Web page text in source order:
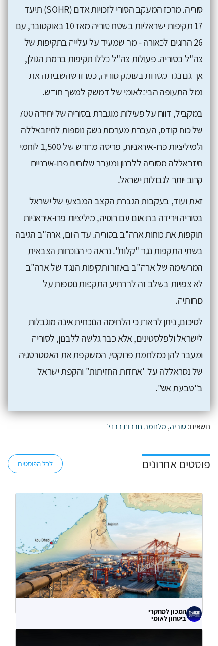
סוריה. מרכז המעקב הסורי לזכויות אדם (SOHR) תיעד
17 תקיפות ישראליות בשטח סוריה מאז 10 באוקטובר, עם
26 הרוגים לכאורה - מה שמעיד על עלייה בתקיפות של
צה"ל בסוריה. פעולות צה"ל כללו תקיפות ברמת הגולן,
אך גם נגד מטרות בעומק סוריה, כמו זו שהשביתה את
נמל התעופה הבינלאומי של דמשק למשך חודש.
במקביל, דווח על פעילות מוגברת בסוריה של יחידה 700
של כוח קודס, העברת מערכות נשק נוספות לחיזבאללה
ולמיליציות פרו-איראניות, פריסה מחדש של 1,500 לוחמי
חיזבאללה מסוריה ללבנון ומעבר שלוחים פרו-אירניים
קרוב יותר לגבולות ישראל.
זאת ועוד, בעקבות הגברת הקצב המבצעי של ישראל
בסוריה וירידה בתיאום עם רוסיה, מיליציות פרו-איראניות
תוקפות את כוחות ארה"ב בסוריה. עד היום, ארה"ב הגיבה
בשתי התקפות נגד "קלות". נראה כי הנוכחות הצבאית
המרשימה של ארה"ב באזור ותקיפות הנגד של ארה"ב
לא צפויות בשלב זה להרתיע התקפות נוספות על
כוחותיה.
לסיכום, ניתן לראות כי הלחימה הנוכחית אינה מוגבלות
לישראל ולפלסטינים, אלא כבר גלשה ללבנון, לסוריה
ומעבר להן כמלחמת פרוקסי, המשקפת את האסטרטגיה
של נסראללה על "אחדות החזיתות" והקפת ישראל
ב"טבעת אש".
נושאים:סוריה, מלחמת חרבות ברזל
פוסטים אחרונים לכל הפוסטים
המכון למחקרי
ביטחון לאומי